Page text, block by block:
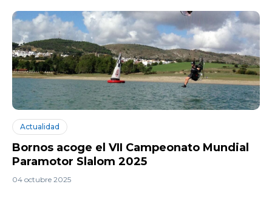
Actualidad
Bornos acoge el VII Campeonato Mundial
Paramotor Slalom 2025
04 octubre 2025